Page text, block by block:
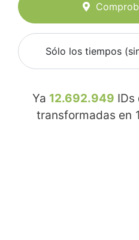
Sólo los tiempos
Ya 12.692.949 IDs
transformadas en